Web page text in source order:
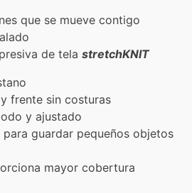
que se mueve contigo
de tela stretchKNIT
frente sin costuras
y ajustado
guardar pequeños objetos
mayor cobertura